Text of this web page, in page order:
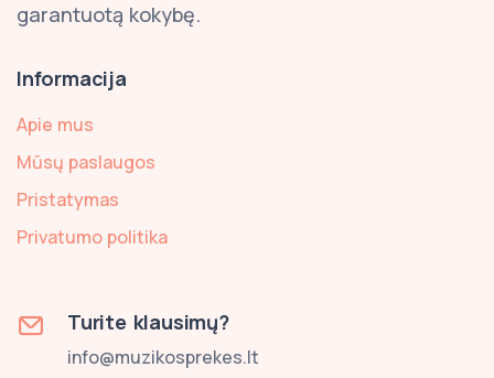
garantuotą kokybę.
Informacija
Apie mus
Mūsų paslaugos
Pristatymas
Privatumo politika
Turite klausimų?
info@muzikosprekes.lt